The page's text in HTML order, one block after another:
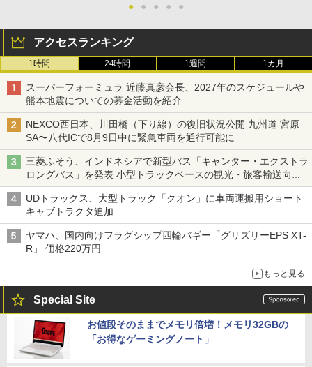
● ● ● ● ●
アクセスランキング
1時間 24時間 1週間 1カ月
スーパーフォーミュラ 近藤真彦会長、2027年のスケジュールや
熊本地震についての募金活動を紹介
NEXCO西日本、川田橋（下り線）の復旧状況公開 九州道 宮原
SA〜八代ICで8月9日中に緊急車両を通行可能に
三菱ふそう、インドネシアで新型バス「キャンター・エクストラ
ロングバス」を発表 小型トラックベースの観光・旅客輸送向け
バス
UDトラックス、大型トラック「クオン」に車両運搬用ショート
キャブトラクタ追加
ヤマハ、国内向けフラグシップ四輪バギー「グリズリーEPS XT-
R」 価格220万円
もっと見る
Special Site
お値段そのままでメモリ倍増！メモリ32GBの
「お得なゲーミングノート」